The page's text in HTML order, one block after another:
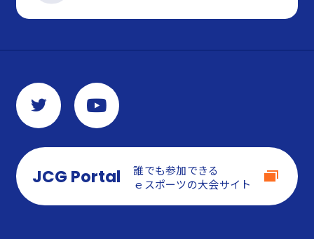
JCG Portal
誰でも参加できる
ｅスポーツの大会サイト